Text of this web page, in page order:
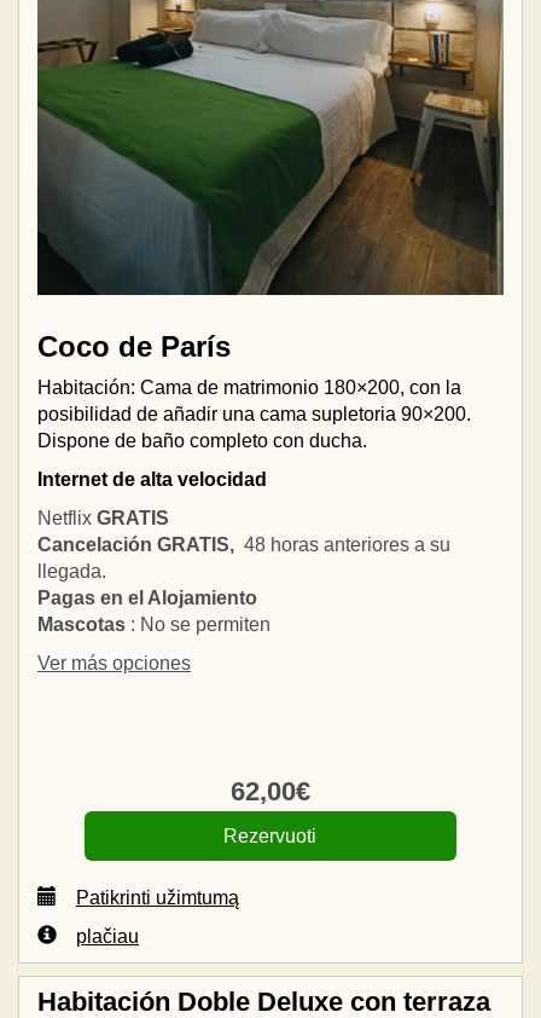
Coco de París
Habitación: Cama de matrimonio 180×200, con la
posibilidad de añadir una cama supletoria 90×200.
Dispone de baño completo con ducha.
Internet de alta velocidad
Netflix GRATIS
Cancelación GRATIS, 48 horas anteriores a su
llegada.
Pagas en el Alojamiento
Mascotas : No se permiten
Ver más opciones
62,00€
Patikrinti užimtumą
plačiau
Habitación Doble Deluxe con terraza